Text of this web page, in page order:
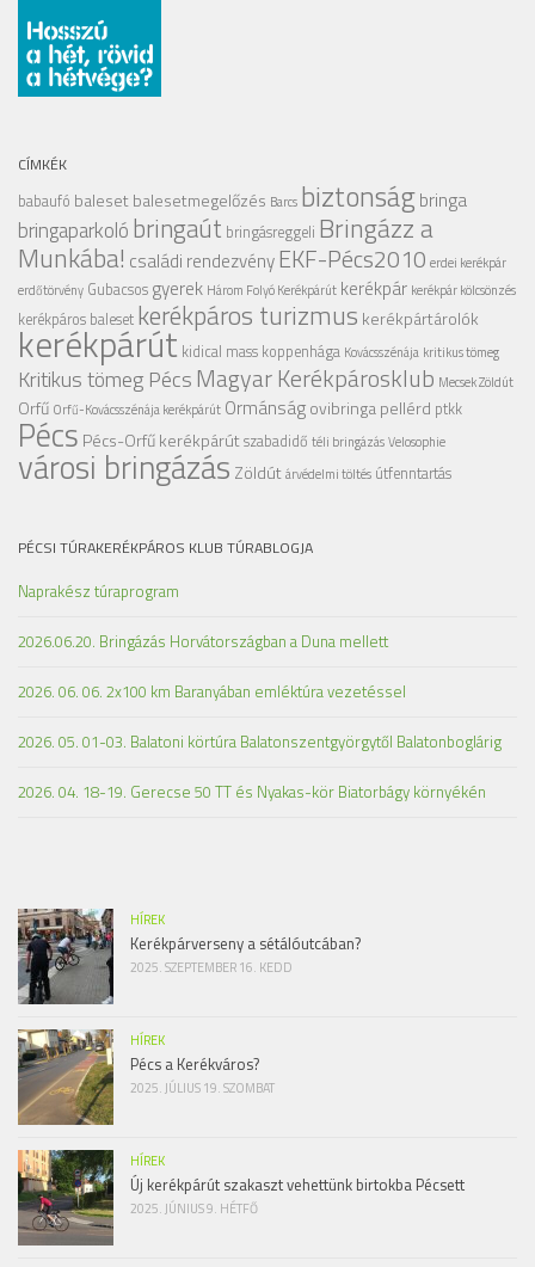
CÍMKÉK
babaufó balesetbalesetmegelőzés Barcs biztonságbringa
bringaparkolóbringaút bringásreggeli Bringázz a
Munkába! családi rendezvényEKF-Pécs2010 erdei kerékpár
erdőtörvény Gubacsos gyerek Három Folyó Kerékpárút kerékpár kerékpár kölcsönzés
kerékpáros baleset kerékpáros turizmus kerékpártárolók
kerékpárút kidical mass koppenhága Kovácsszénája kritikus tömeg
Kritikus tömeg PécsMagyar Kerékpárosklub Mecsek Zöldút
Orfű Orfű-Kovácsszénája kerékpárút Ormánságovibringapellérd ptkk
Pécs Pécs-Orfű kerékpárútszabadidő téli bringázásVelosophie
városi bringázás Zöldútárvédelmi töltés útfenntartás
PÉCSI TÚRAKERÉKPÁROS KLUB TÚRABLOGJA
Naprakész túraprogram
2026.06.20. Bringázás Horvátországban a Duna mellett
2026. 06. 06. 2x100 km Baranyában emléktúra vezetéssel
2026. 05. 01-03. Balatoni körtúra Balatonszentgyörgytől Balatonboglárig
2026. 04. 18-19. Gerecse 50 TT és Nyakas-kör Biatorbágy környékén
HÍREK
Kerékpárverseny a sétálóutcában?
2025. SZEPTEMBER 16. KEDD
HÍREK
Pécs a Kerékváros?
2025. JÚLIUS 19. SZOMBAT
HÍREK
Új kerékpárút szakaszt vehettünk birtokba Pécsett
2025. JÚNIUS 9. HÉTFŐ